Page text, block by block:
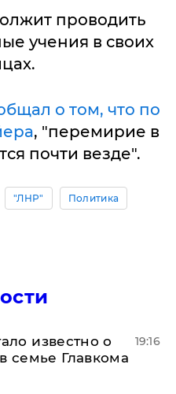
проводить
учения в своих
о том, что по
, "перемирие в
почти везде".
"ЛНР" Политика
известно о
семье Главкома
19:16